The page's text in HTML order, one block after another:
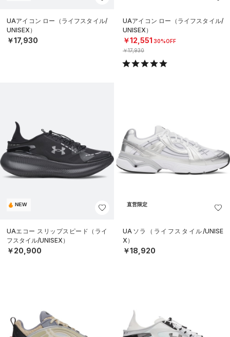
UAアイコン ロー（ライフスタイル/
UNISEX）
￥17,930
UAアイコン ロー（ライフスタイル/
UNISEX）
￥12,551 30%OFF
￥17,930
NEW
UAエコー スリップスピード（ライ
フスタイル/UNISEX）
￥20,900
直営限定
UAソラ（ライフスタイル/UNISE
X）
￥18,920